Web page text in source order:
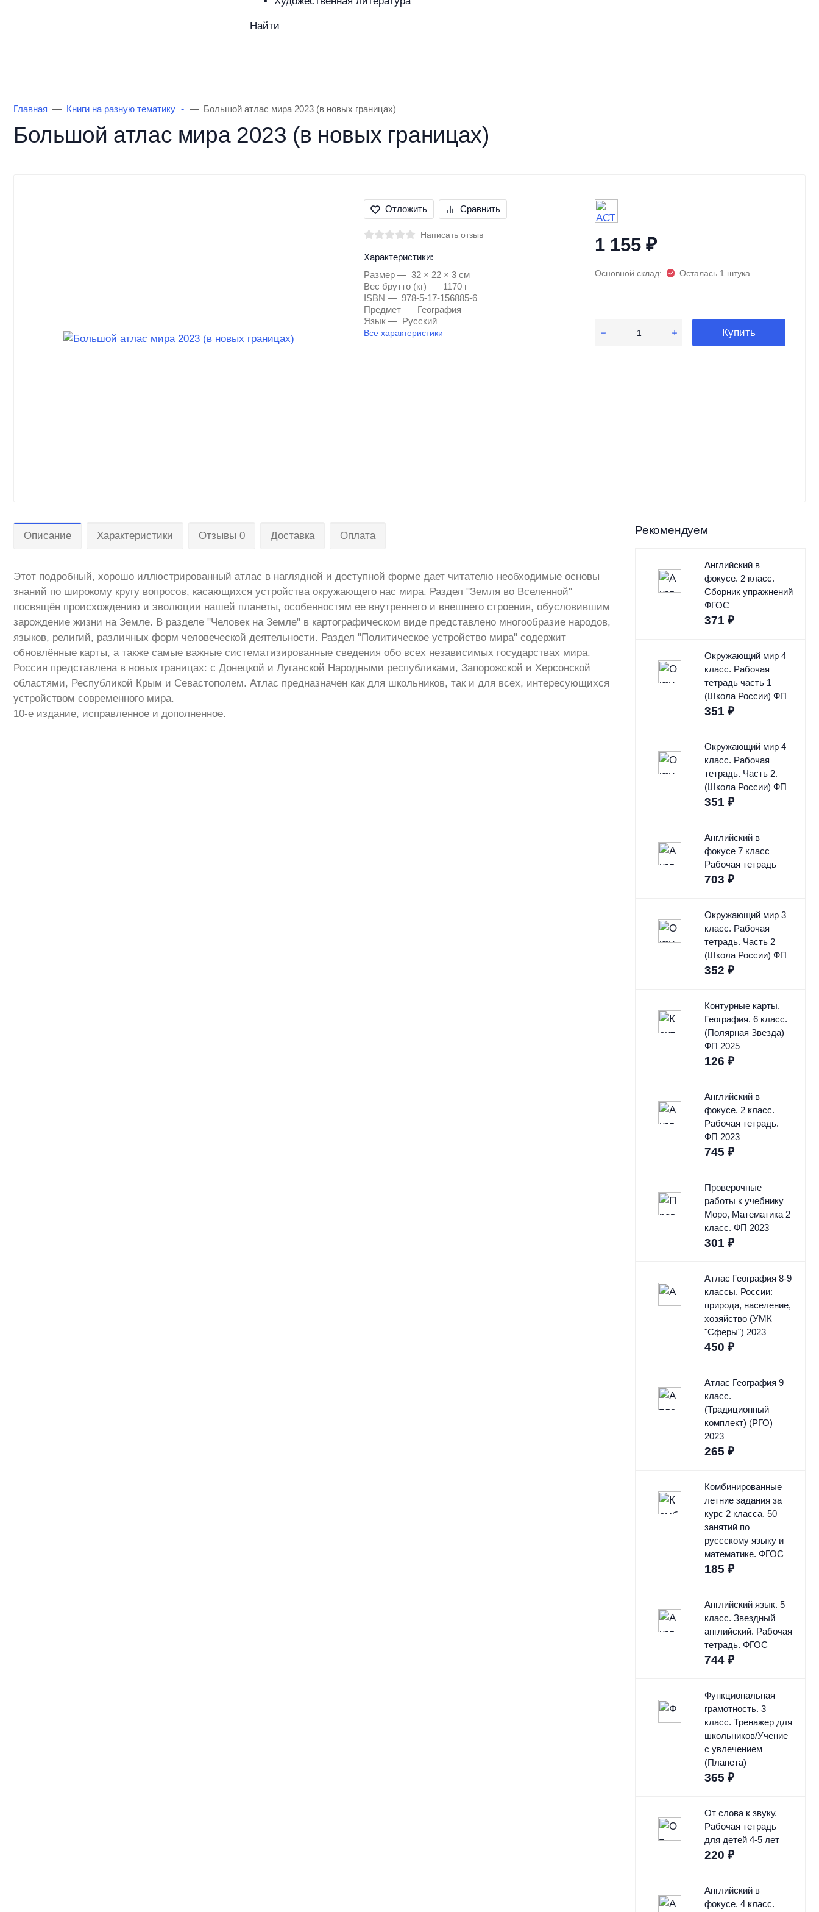
Найти
Главная Книги на разную тематику Большой атлас мира 2023 (в новых границах)
Большой атлас мира 2023 (в новых границах)
Отложить Сравнить
Написать отзыв
Характеристики:
Размер
32 × 22 × 3 см
Вес брутто (кг)
1170 г
ISBN
978-5-17-156885-6
Предмет
География
Язык
Русский
Все характеристики
1 155₽
Основной склад: Осталась 1 штука
Купить
Описание Характеристики Отзывы 0 Доставка Оплата
Этот подробный, хорошо иллюстрированный атлас в наглядной и доступной форме дает читателю необходимые основы
знаний по широкому кругу вопросов, касающихся устройства окружающего нас мира. Раздел "Земля во Вселенной"
посвящён происхождению и эволюции нашей планеты, особенностям ее внутреннего и внешнего строения, обусловившим
зарождение жизни на Земле. В разделе "Человек на Земле" в картографическом виде представлено многообразие народов,
языков, религий, различных форм человеческой деятельности. Раздел "Политическое устройство мира" содержит
обновлённые карты, а также самые важные систематизированные сведения обо всех независимых государствах мира.
Россия представлена в новых границах: с Донецкой и Луганской Народными республиками, Запорожской и Херсонской
областями, Республикой Крым и Севастополем. Атлас предназначен как для школьников, так и для всех, интересующихся
устройством современного мира.
10-е издание, исправленное и дополненное.
Рекомендуем
Английский в
фокусе. 2 класс.
Сборник упражнений
ФГОС
371 ₽
Окружающий мир 4
класс. Рабочая
тетрадь часть 1
(Школа России) ФП
351 ₽
Окружающий мир 4
класс. Рабочая
тетрадь. Часть 2.
(Школа России) ФП
351 ₽
Английский в
фокусе 7 класс
Рабочая тетрадь
703 ₽
Окружающий мир 3
класс. Рабочая
тетрадь. Часть 2
(Школа России) ФП
352 ₽
Контурные карты.
География. 6 класс.
(Полярная Звезда)
ФП 2025
126 ₽
Английский в
фокусе. 2 класс.
Рабочая тетрадь.
ФП 2023
745 ₽
Проверочные
работы к учебнику
Моро, Математика 2
класс. ФП 2023
301 ₽
Атлас География 8-9
классы. России:
природа, население,
хозяйство (УМК
"Сферы") 2023
450 ₽
Атлас География 9
класс.
(Традиционный
комплект) (РГО)
2023
265 ₽
Комбинированные
летние задания за
курс 2 класса. 50
занятий по
руссскому языку и
математике. ФГОС
185 ₽
Английский язык. 5
класс. Звездный
английский. Рабочая
тетрадь. ФГОС
744 ₽
Функциональная
грамотность. 3
класс. Тренажер для
школьников/Учение
с увлечением
(Планета)
365 ₽
От слова к звуку.
Рабочая тетрадь
для детей 4-5 лет
220 ₽
Английский в
фокусе. 4 класс.